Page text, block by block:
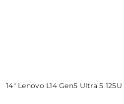
14" Lenovo L14 Gen5 Ultra 5